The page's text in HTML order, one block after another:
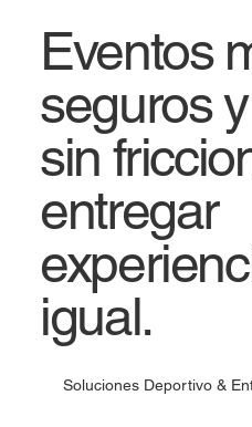
Eventos
seguros y
sin
entregar
igual.
Soluciones Deportivo &